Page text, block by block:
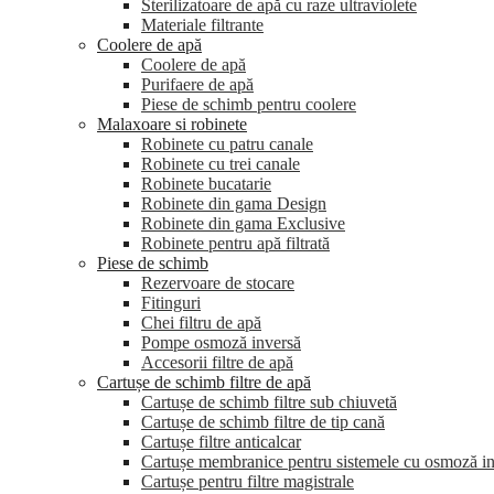
Sterilizatoare de apă cu raze ultraviolete
Materiale filtrante
Coolere de apă
Сoolere de apă
Purifaere de apă
Piese de schimb pentru coolere
Malaxoare si robinete
Robinete cu patru canale
Robinete cu trei canale
Robinete bucatarie
Robinete din gama Design
Robinete din gama Exclusive
Robinete pentru apă filtrată
Piese de schimb
Rezervoare de stocare
Fitinguri
Chei filtru de apă
Pompe osmoză inversă
Accesorii filtre de apă
Cartușe de schimb filtre de apă
Cartușe de schimb filtre sub chiuvetă
Cartușe de schimb filtre de tip cană
Cartușe filtre anticalcar
Cartușe membranice pentru sistemele cu osmoză
Cartușe pentru filtre magistrale